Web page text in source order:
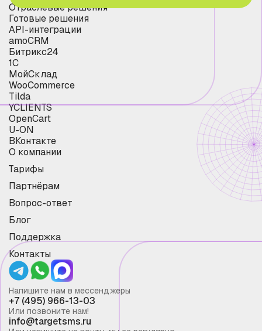
Отраслевые решения
Готовые решения
API-интеграции
amoCRM
Битрикс24
1С
МойСклад
WooCommerce
Tilda
YCLIENTS
OpenCart
U-ON
ВКонтакте
О компании
Тарифы
Партнёрам
Вопрос-ответ
Блог
Поддержка
Контакты
Напишите нам в мессенджеры
+7 (495) 966-13-03
Или позвоните нам!
info@targetsms.ru